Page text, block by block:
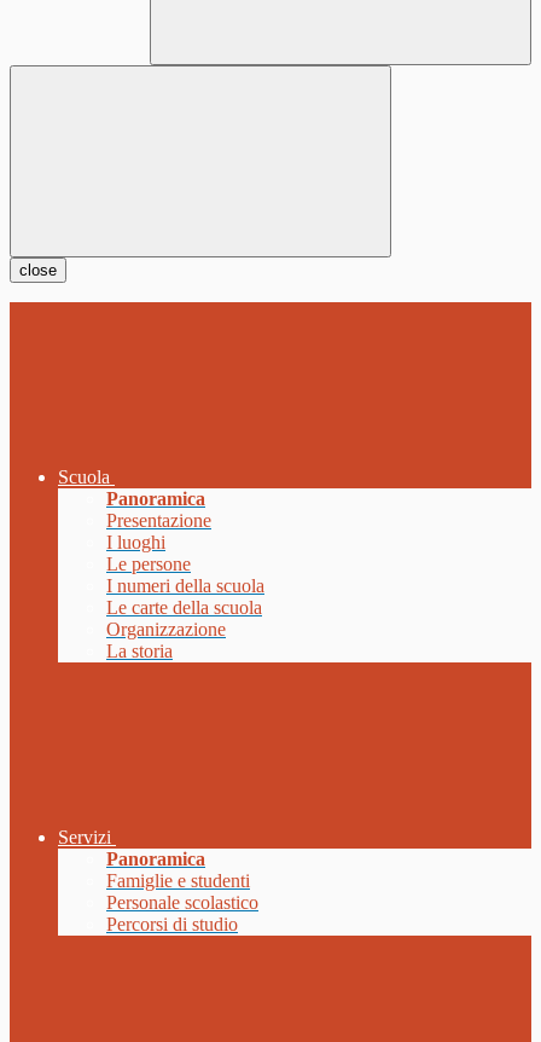
close
Scuola
Panoramica
Presentazione
I luoghi
Le persone
I numeri della scuola
Le carte della scuola
Organizzazione
La storia
Servizi
Panoramica
Famiglie e studenti
Personale scolastico
Percorsi di studio